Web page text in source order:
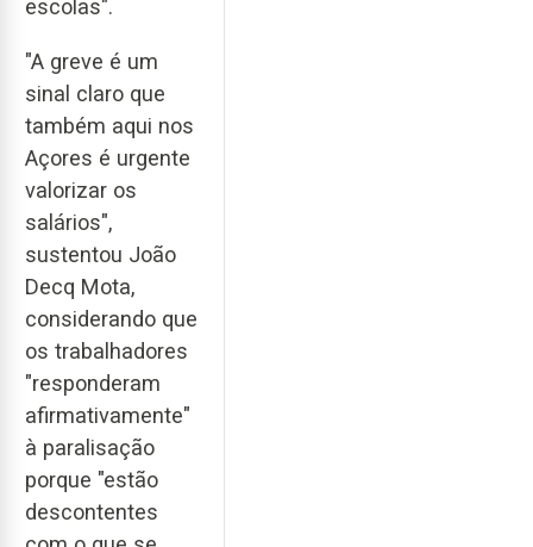
escolas".
"A greve é um
sinal claro que
também aqui nos
Açores é urgente
valorizar os
salários",
sustentou João
Decq Mota,
considerando que
os trabalhadores
"responderam
afirmativamente"
à paralisação
porque "estão
descontentes